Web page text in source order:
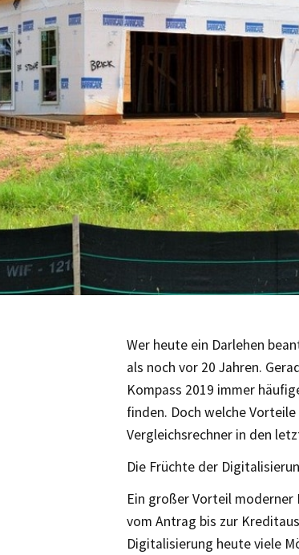
Wer heute ein Darlehen
als noch vor 20 Jahren.
Kompass 2019 immer
finden. Doch welche
Vergleichsrechner in den
Die Früchte der
Ein großer Vorteil
vom Antrag bis zur
Digitalisierung heute viele